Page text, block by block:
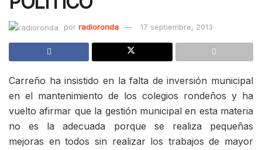
por radioronda 17 septiembre, 2013
Carreño ha insistido en la falta de inversión municipal
en el mantenimiento de los colegios rondeños y ha
vuelto afirmar que la gestión municipal en esta materia
no es la adecuada porque se realiza pequeñas
mejoras en todos sin realizar los trabajos de mayor